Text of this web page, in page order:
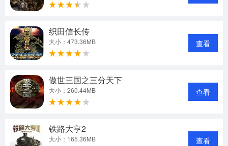
织田信长传
大小：473.36MB 查看
傲世三国之三分天下
大小：260.44MB 查看
铁路大亨2
大小：165.36MB 查看